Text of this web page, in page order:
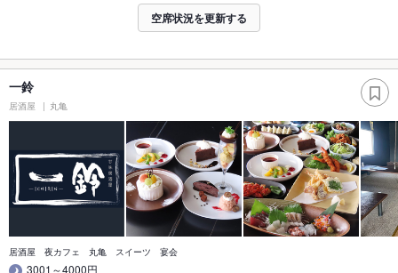
空席状況を更新する
一鈴
居酒屋 丸亀
居酒屋 夜カフェ 丸亀 スイーツ 宴会
3001～4000円